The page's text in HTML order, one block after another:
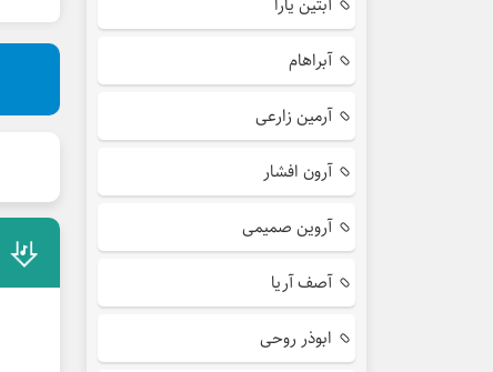
آبراهام
آرمین زارعی
آرون افشار
آروین صمیمی
آصف آریا
ابوذر روحی